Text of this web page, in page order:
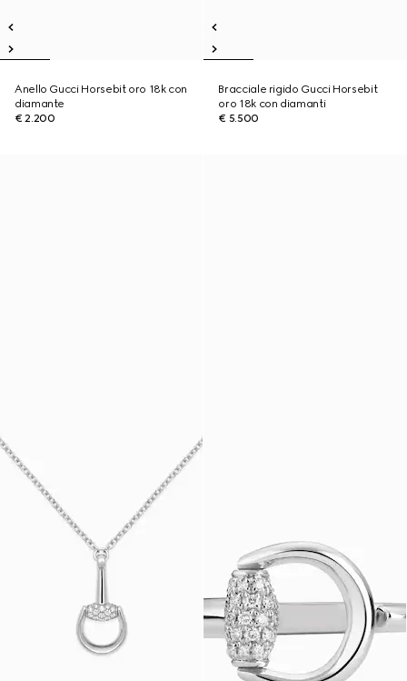
Anello Gucci Horsebit oro 18k con
diamante
€ 2.200
Bracciale rigido Gucci Horsebit
oro 18k con diamanti
€ 5.500